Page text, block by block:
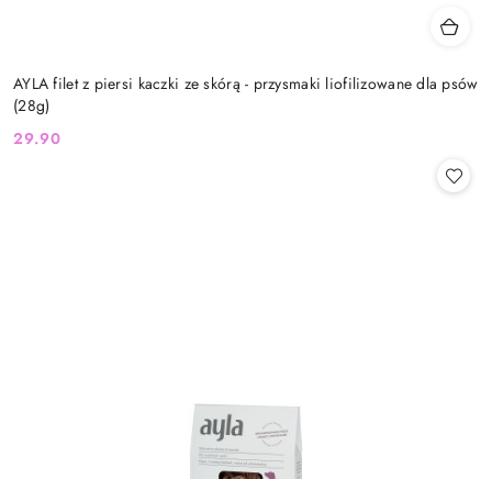
AYLA filet z piersi kaczki ze skórą - przysmaki liofilizowane dla psów
(28g)
Cena:
29.90